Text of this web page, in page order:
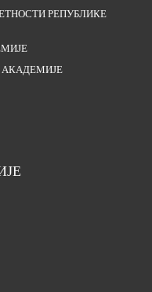
РЕПУБЛИКЕ
АКАДЕМИЈЕ